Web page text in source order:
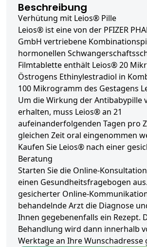
Beschreibung
Verhütung mit Leios® Pille
Leios® ist eine von der PFIZER
GmbH vertriebene
hormonellen
Filmtablette enthält Leios® 20
Östrogens Ethinylestradiol in
100 Mikrogramm des Gestagens
Um die Wirkung der Antibabypille
erhalten, muss Leios® an 21
aufeinanderfolgenden Tagen pro
gleichen Zeit oral eingenommen
Kaufen Sie Leios® nach einer
Beratung
Starten Sie die Online-
einen Gesundheitsfragebogen
gesicherter Online-
behandelnde Arzt die Diagnose
Ihnen gegebenenfalls ein Rezept.
Behandlung wird dann innerhalb
Werktage an Ihre Wunschadresse